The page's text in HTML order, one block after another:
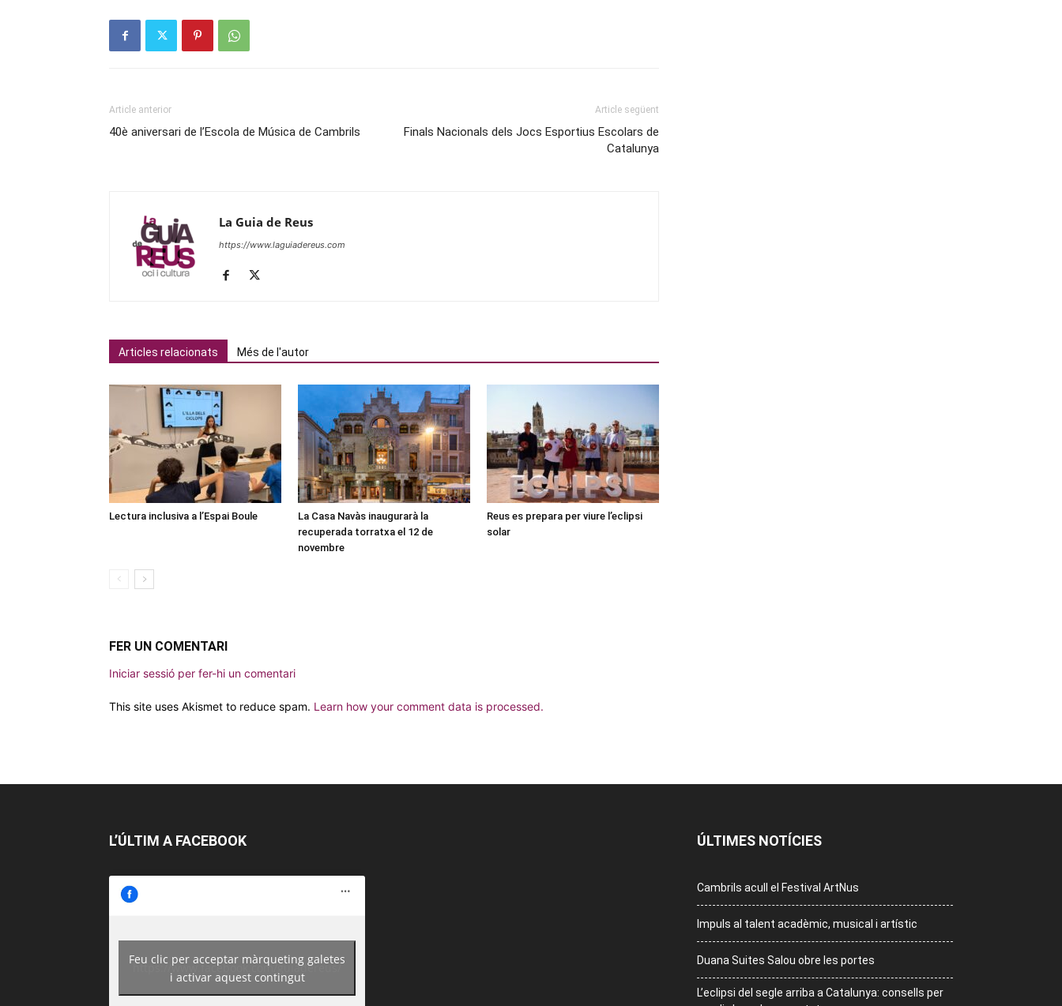
Article anterior
40è aniversari de l’Escola de Música de Cambrils
Article següent
Finals Nacionals dels Jocs Esportius Escolars de
Catalunya
La Guia de Reus
https://www.laguiadereus.com
Articles relacionats Més de l'autor
Lectura inclusiva a l’Espai Boule
La Casa Navàs inaugurarà la
recuperada torratxa el 12 de
novembre
Reus es prepara per viure l’eclipsi
solar
FER UN COMENTARI
Iniciar sessió per fer-hi un comentari
This site uses Akismet to reduce spam. Learn how your comment data is processed.
L’ÚLTIM A FACEBOOK
https://www.facebook.com/guiadereus/
Feu clic per acceptar màrqueting galetes
i activar aquest contingut
ÚLTIMES NOTÍCIES
Cambrils acull el Festival ArtNus
Impuls al talent acadèmic, musical i artístic
Duana Suites Salou obre les portes
L’eclipsi del segle arriba a Catalunya: consells per